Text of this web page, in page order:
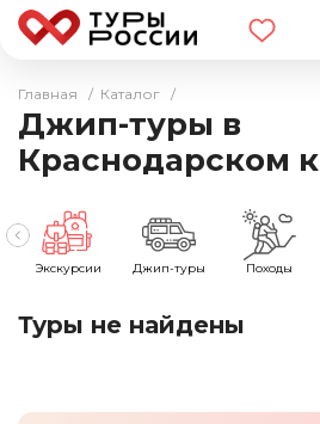
Главная / Каталог /
Джип-туры в
Краснодарском
Экскурсии Джип-туры Походы
Туры не найдены